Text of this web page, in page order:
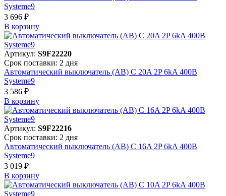
Systeme9
3 696 ₽
В корзинy
Артикул: S9F22220
Срок поставки: 2 дня
Автоматический выключатель (АВ) C 20A 2P 6kA 400В
Systeme9
3 586 ₽
В корзинy
Артикул: S9F22216
Срок поставки: 2 дня
Автоматический выключатель (АВ) C 16A 2P 6kA 400В
Systeme9
3 019 ₽
В корзинy